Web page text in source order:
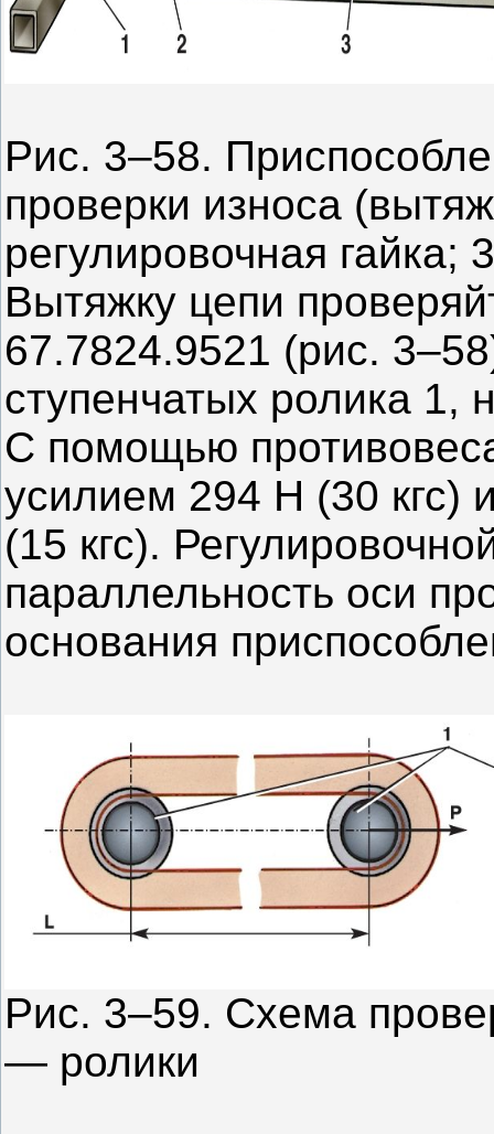
Рис. 3–58.
проверки износа
регулировочная гайка;
Вытяжку цепи
67.7824.9521 (рис.
ступенчатых ролика 1,
С помощью
усилием 294 Н (30 кгс)
(15 кгс).
параллельность оси
основания
Рис. 3–59. Схема
— ролики